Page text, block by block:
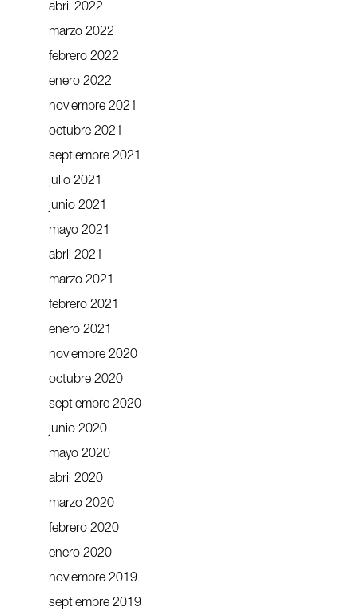
abril 2022
marzo 2022
febrero 2022
enero 2022
noviembre 2021
octubre 2021
septiembre 2021
julio 2021
junio 2021
mayo 2021
abril 2021
marzo 2021
febrero 2021
enero 2021
noviembre 2020
octubre 2020
septiembre 2020
junio 2020
mayo 2020
abril 2020
marzo 2020
febrero 2020
enero 2020
noviembre 2019
septiembre 2019